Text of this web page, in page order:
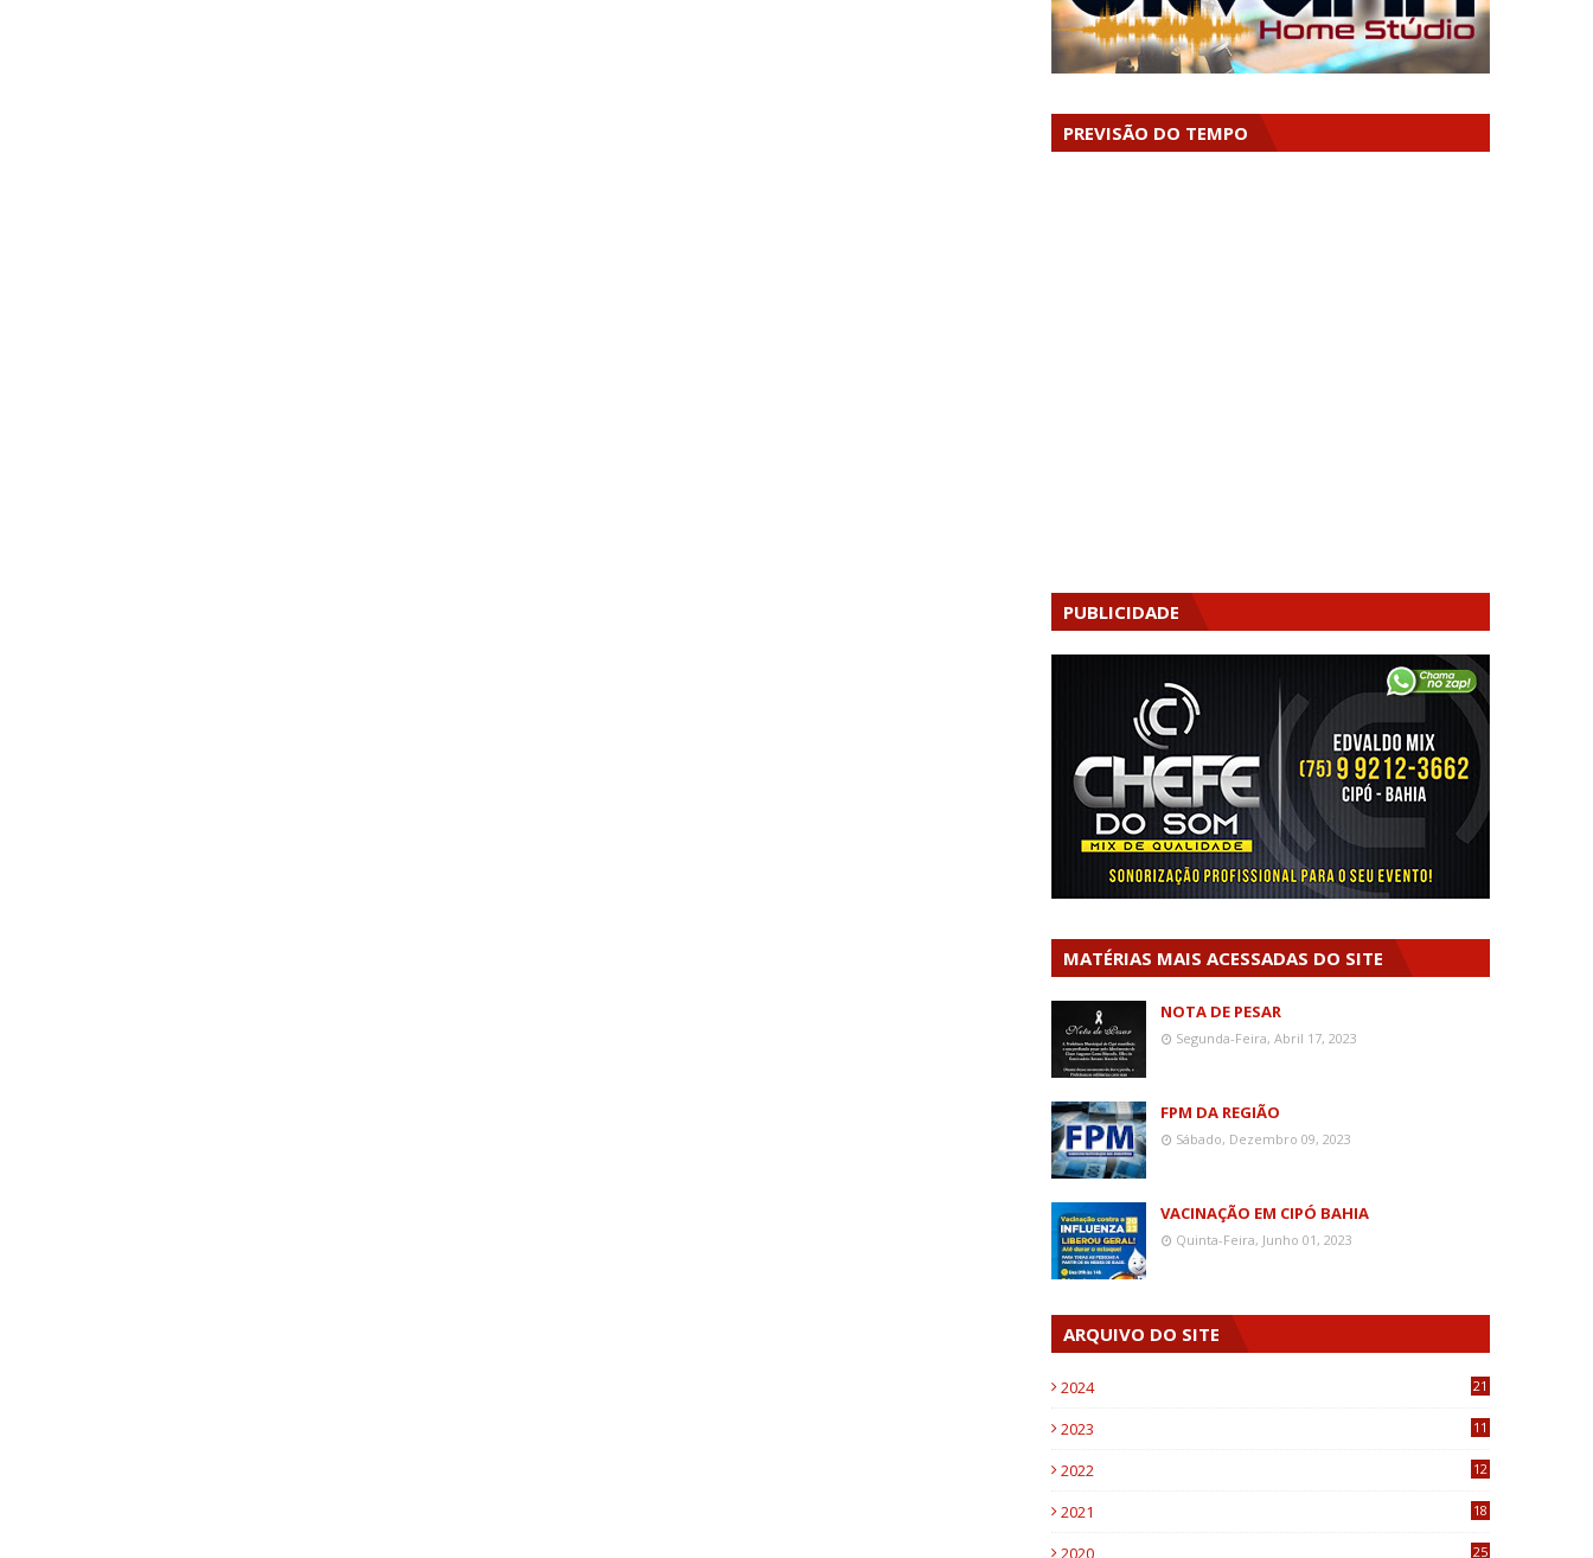
PREVISÃO DO TEMPO
PUBLICIDADE
MATÉRIAS MAIS ACESSADAS DO SITE
NOTA DE PESAR
Segunda-Feira, Abril 17, 2023
FPM DA REGIÃO
Sábado, Dezembro 09, 2023
VACINAÇÃO EM CIPÓ BAHIA
Quinta-Feira, Junho 01, 2023
ARQUIVO DO SITE
2024 21
2023
11
2022
12
2021
18
2020 25